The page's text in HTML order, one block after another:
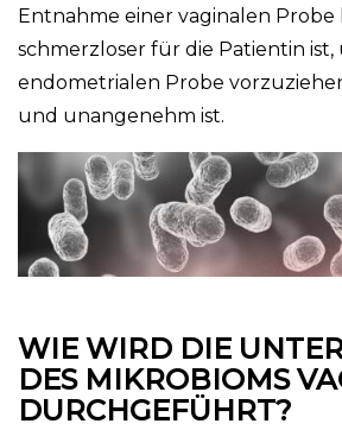
Entnahme einer vaginalen
schmerzloser für die Patientin
endometrialen Probe
und unangenehm ist.
WIE WIRD DIE
DES MIKROBIOMS
DURCHGEFÜHRT?